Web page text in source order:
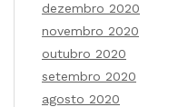
dezembro 2020
novembro 2020
outubro 2020
setembro 2020
agosto 2020